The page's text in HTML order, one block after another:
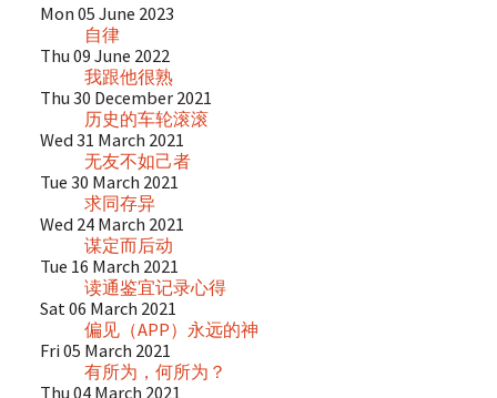
Mon 05 June 2023
自律
Thu 09 June 2022
我跟他很熟
Thu 30 December 2021
历史的车轮滚滚
Wed 31 March 2021
无友不如己者
Tue 30 March 2021
求同存异
Wed 24 March 2021
谋定而后动
Tue 16 March 2021
读通鉴宜记录心得
Sat 06 March 2021
偏见（APP）永远的神
Fri 05 March 2021
有所为，何所为？
Thu 04 March 2021